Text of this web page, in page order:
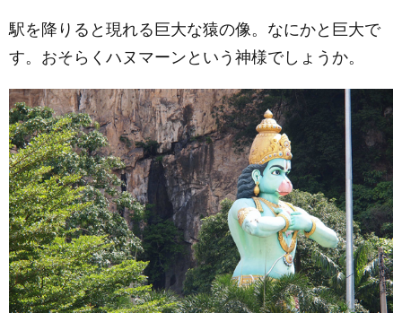
駅を降りると現れる巨大な猿の像。なにかと巨大で
す。おそらくハヌマーンという神様でしょうか。